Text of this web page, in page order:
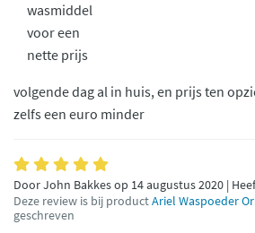
wasmiddel
voor een
nette prijs
volgende dag al in huis, en prijs ten
zelfs een euro minder
Door John Bakkes op 14 augustus 2020 |
Deze review is bij productAriel Waspoeder
geschreven